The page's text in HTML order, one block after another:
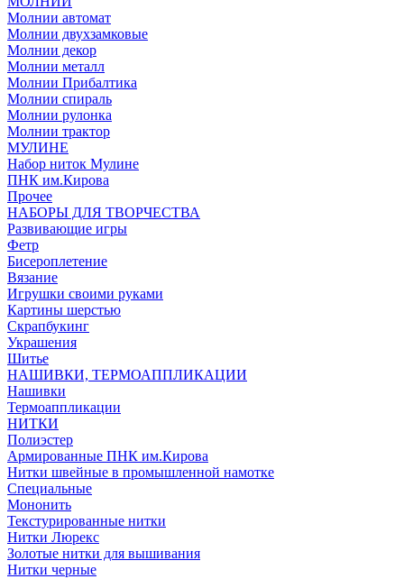
Молнии автомат
Молнии двухзамковые
Молнии декор
Молнии металл
Молнии Прибалтика
Молнии спираль
Молнии рулонка
Молнии трактор
МУЛИНЕ
Набор ниток Мулине
ПНК им.Кирова
Прочее
НАБОРЫ ДЛЯ ТВОРЧЕСТВА
Развивающие игры
Фетр
Бисероплетение
Вязание
Игрушки своими руками
Картины шерстью
Скрапбукинг
Украшения
Шитье
НАШИВКИ, ТЕРМОАППЛИКАЦИИ
Нашивки
Термоаппликации
НИТКИ
Полиэстер
Армированные ПНК им.Кирова
Нитки швейные в промышленной намотке
Специальные
Мононить
Текстурированные нитки
Нитки Люрекс
Золотые нитки для вышивания
Нитки черные